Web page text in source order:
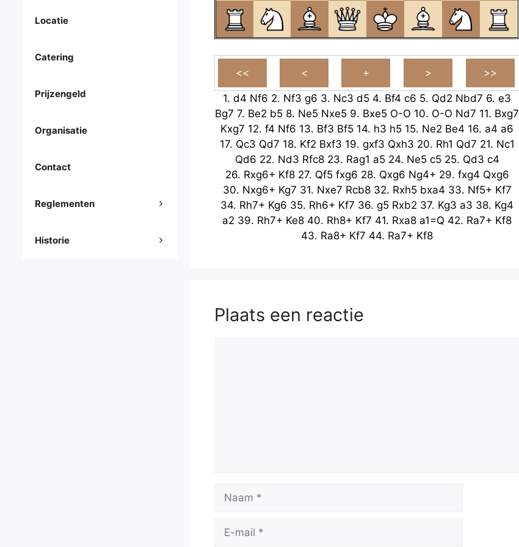
1. d4 Nf6 2. Nf3 g6 3. Nc3 d5 4. Bf4 c6 5. Qd2 Nbd7 6. e3
Bg7 7. Be2 b5 8. Ne5 Nxe5 9. Bxe5 O-O 10. O-O Nd7 11. Bxg7
Kxg7 12. f4 Nf6 13. Bf3 Bf5 14. h3 h5 15. Ne2 Be4 16. a4 a6
17. Qc3 Qd7 18. Kf2 Bxf3 19. gxf3 Qxh3 20. Rh1 Qd7 21. Nc1
Qd6 22. Nd3 Rfc8 23. Rag1 a5 24. Ne5 c5 25. Qd3 c4
26. Rxg6+ Kf8 27. Qf5 fxg6 28. Qxg6 Ng4+ 29. fxg4 Qxg6
30. Nxg6+ Kg7 31. Nxe7 Rcb8 32. Rxh5 bxa4 33. Nf5+ Kf7
34. Rh7+ Kg6 35. Rh6+ Kf7 36. g5 Rxb2 37. Kg3 a3 38. Kg4
a2 39. Rh7+ Ke8 40. Rh8+ Kf7 41. Rxa8 a1=Q 42. Ra7+ Kf8
43. Ra8+ Kf7 44. Ra7+ Kf8
Plaats een reactie
mail
Locatie
Catering
Prijzengeld
Organisatie
Contact
Reglementen
Historie